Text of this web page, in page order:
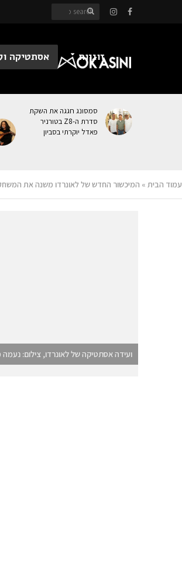
זוגיות אסתטיקה
סמסונג חגגה את השקת
סדרת ה-Z8 בטורניר
פאדל יוקרתי בסביון
עמוד הבית » המיכשור החדש של לאונרדו משנה את
ועידה אסתטיקה של לאונרדו, צילום: נעמה